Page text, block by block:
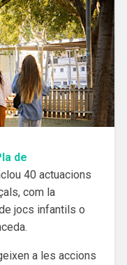
de
40 actuacions
com la
jocs infantils o
a les accions